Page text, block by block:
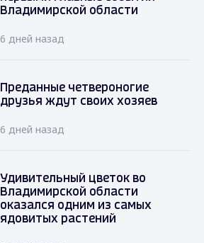
Владимирской области
6 дней назад
Преданные четвероногие
друзья ждут своих хозяев
6 дней назад
Удивительный цветок во
Владимирской области
оказался одним из самых
ядовитых растений